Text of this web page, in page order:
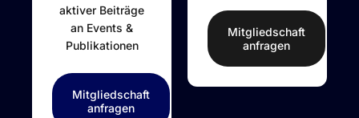
aktiver Beiträge
an Events &
Publikationen
Mitgliedschaft
anfragen
Mitgliedschaft
anfragen